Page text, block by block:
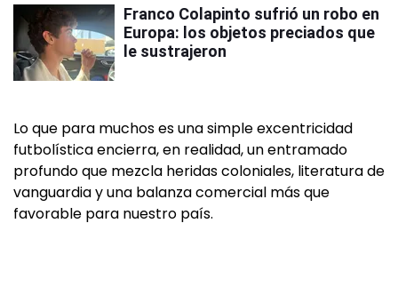
Franco Colapinto sufrió un robo en
Europa: los objetos preciados que
le sustrajeron
Lo que para muchos es una simple excentricidad
futbolística encierra, en realidad, un entramado
profundo que mezcla heridas coloniales, literatura de
vanguardia y una balanza comercial más que
favorable para nuestro país.